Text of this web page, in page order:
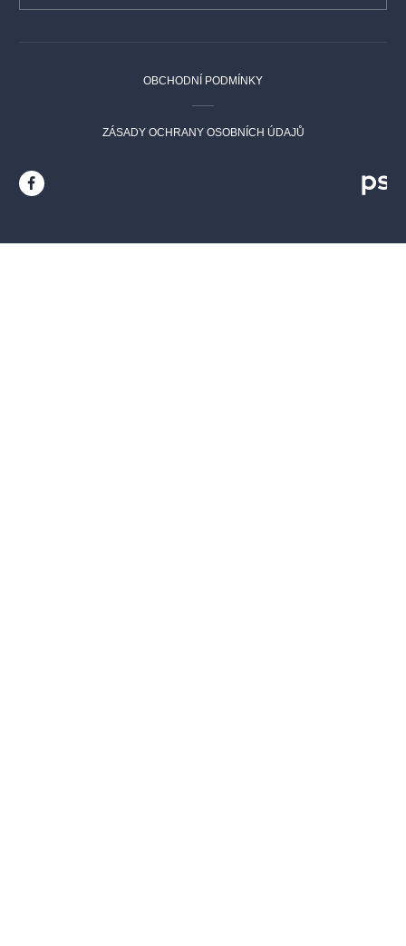
OBCHODNÍ PODMÍNKY
ZÁSADY OCHRANY OSOBNÍCH ÚDAJŮ